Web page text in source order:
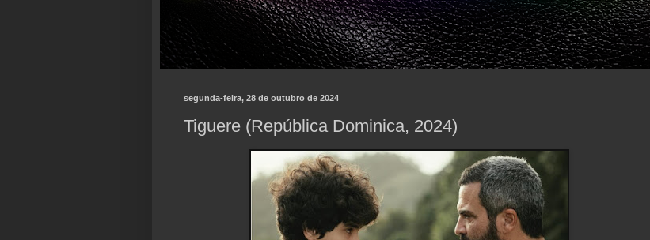
segunda-feira, 28 de outubro de 2024
Tiguere (República Dominica, 2024)